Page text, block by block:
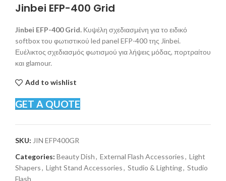
Jinbei EFP-400 Grid
Jinbei EFP-400 Grid. Κυψέλη σχεδιασμένη για το ειδικό
softbox του φωτιστικού led panel EFP-400 της Jinbei.
Ευέλικτος σχεδιασμός φωτισμού για λήψεις μόδας, πορτραίτου
και glamour.
Add to wishlist
GET A QUOTE
SKU: JIN EFP400GR
Categories: Beauty Dish, External Flash Accessories, Light
Shapers, Light Stand Accessories, Studio & Lighting, Studio
Flash